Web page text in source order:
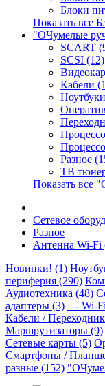
Блоки
Показать все
"ОЧумелые
SCART
SCSI (12)
Кабели
Разное
ТВ
Показать все
Сетевое
Разное
Антенна Wi-Fi
Новинки! (1)
периферия (290)
Аудиотехника (48)
адаптеры (3)
- Wi-
Кабели /
Маршрутизаторы (9)
Сетевые карты (5)
Смартфоны /
разные (152)